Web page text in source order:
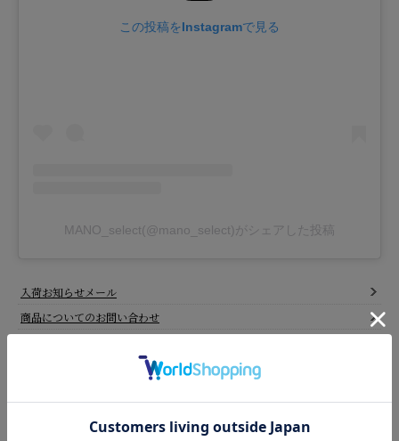
この投稿をInstagramで見る
MANO_select(@mano_select)がシェアした投稿
入荷お知らせメール
商品についてのお問い合わせ
RECOMMEND ITEMS